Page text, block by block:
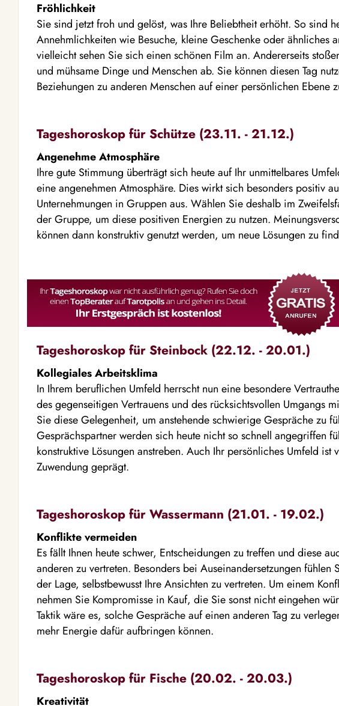
Fröhlichkeit
Sie sind jetzt froh und gelöst, was Ihre Beliebtheit erhöht. So sind
Annehmlichkeiten wie Besuche, kleine Geschenke oder ähnliches
vielleicht sehen Sie sich einen schönen Film an. Andererseits
und mühsame Dinge und Menschen ab. Sie können diesen Tag
Beziehungen zu anderen Menschen auf einer persönlichen Ebene
Tageshoroskop für Schütze (23.11. - 21.12.)
Angenehme Atmosphäre
Ihre gute Stimmung überträgt sich heute auf Ihr unmittelbares
eine angenehmen Atmosphäre. Dies wirkt sich besonders positiv
Unternehmungen in Gruppen aus. Wählen Sie deshalb im
der Gruppe, um diese positiven Energien zu nutzen.
können dann konstruktiv genutzt werden, um neue Lösungen zu
Tageshoroskop für Steinbock (22.12. - 20.01.)
Kollegiales Arbeitsklima
In Ihrem beruflichen Umfeld herrscht nun eine besondere
des gegenseitigen Vertrauens und des rücksichtsvollen Umgangs
Sie diese Gelegenheit, um anstehende schwierige Gespräche zu
Gesprächspartner werden sich heute nicht so schnell angegriffen
konstruktive Lösungen anstreben. Auch Ihr persönliches Umfeld ist
Zuwendung geprägt.
Tageshoroskop für Wassermann (21.01. - 19.02.)
Konflikte vermeiden
Es fällt Ihnen heute schwer, Entscheidungen zu treffen und diese
anderen zu vertreten. Besonders bei Auseinandersetzungen fühlen
der Lage, selbstbewusst Ihre Ansichten zu vertreten. Um einem
nehmen Sie Kompromisse in Kauf, die Sie sonst nicht eingehen
Taktik wäre es, solche Gespräche auf einen anderen Tag zu
mehr Energie dafür aufbringen können.
Tageshoroskop für Fische (20.02. - 20.03.)
Kreativität